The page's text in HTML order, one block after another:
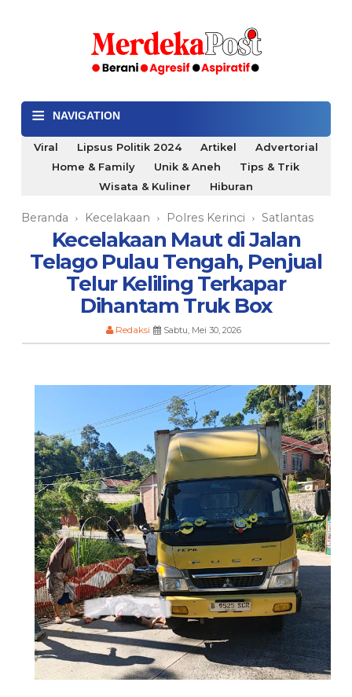
≡ NAVIGATION
Viral Lipsus Politik 2024 Artikel
Advertorial
Home & Family
Unik & Aneh
Tips & Trik
Wisata & Kuliner
Hiburan
Beranda › Kecelakaan › Polres Kerinci › Satlantas
Kecelakaan Maut di Jalan
Telago Pulau Tengah, Penjual
Telur Keliling Terkapar
Dihantam Truk Box
Redaksi Sabtu, Mei 30, 2026